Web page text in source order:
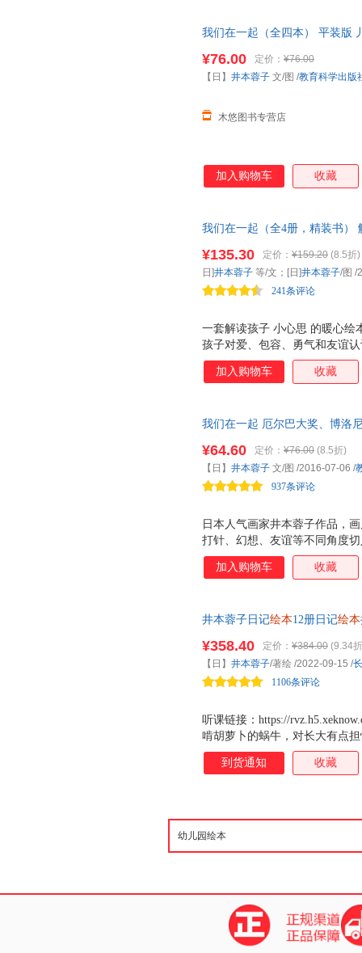
我们在一起（全四本） 平装版
¥76.00 定价： ¥76.00
木悠图书专营店
【日】 井本蓉子 文/图 /教育科学出版
加入购物车 收藏
我们在一起（全4册，精装书）
一套解读孩子 小心思 的暖心绘
孩子对爱、包容、勇气和友谊
儿童关注和探索内心世界的心
¥135.30 定价： ¥159.20 (8.5折)
241条评论
日]井本蓉子 等/文；[日]井本蓉子/图 /
加入购物车 收藏
我们在一起 厄尔巴大奖、博洛
日本人气画家井本蓉子作品，
打针、幻想、友谊等不同角度
生动地描写了儿童特有的心理
趣的心理现象和儿童世界珍贵
¥64.60 定价： ¥76.00 (8.5折)
937条评论
【日】 井本蓉子 文/图 /2016-07-06 /
加入购物车 收藏
井本蓉子日记绘本12册日记绘本
作的绘画日记。 快跟着绘本大
事。（心喜阅童书出品）
听课链接：https://
啃胡萝卜的蜗牛，对长大有点
画日记。对生活的观察，对内
在这些日记里。快跟着绘本大
¥358.40 定价： ¥384.00 (9.34
1106条评论
【日】 井本蓉子/著绘 /2022-09-15 /
到货通知 收藏